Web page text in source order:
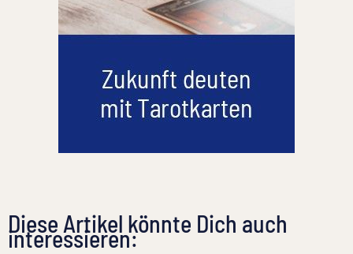
Diese Artikel könnte Dich auch
interessieren: